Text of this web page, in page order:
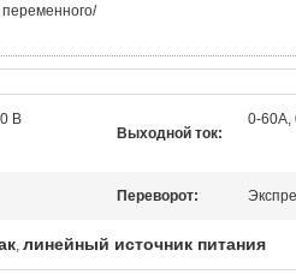
В
Выходной ток:
0-60А,
Переворот:
, линейный источник питания